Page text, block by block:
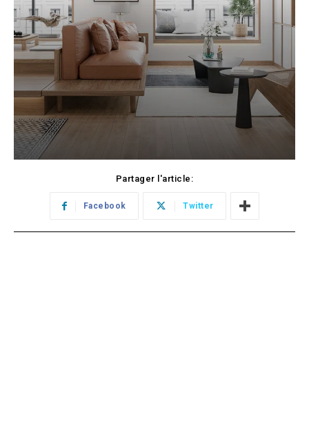
Partager l'article:
Facebook Twitter